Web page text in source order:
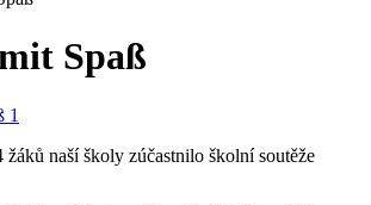
Spaß
žáků naší školy zúčastnilo školní soutěže